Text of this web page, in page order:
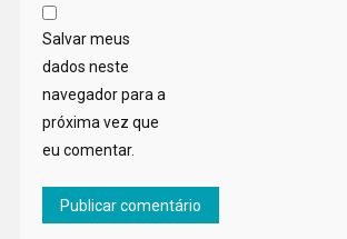
Salvar meus
dados neste
navegador para a
próxima vez que
eu comentar.